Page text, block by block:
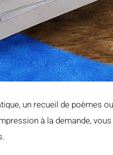
un recueil de poèmes
à la demande,